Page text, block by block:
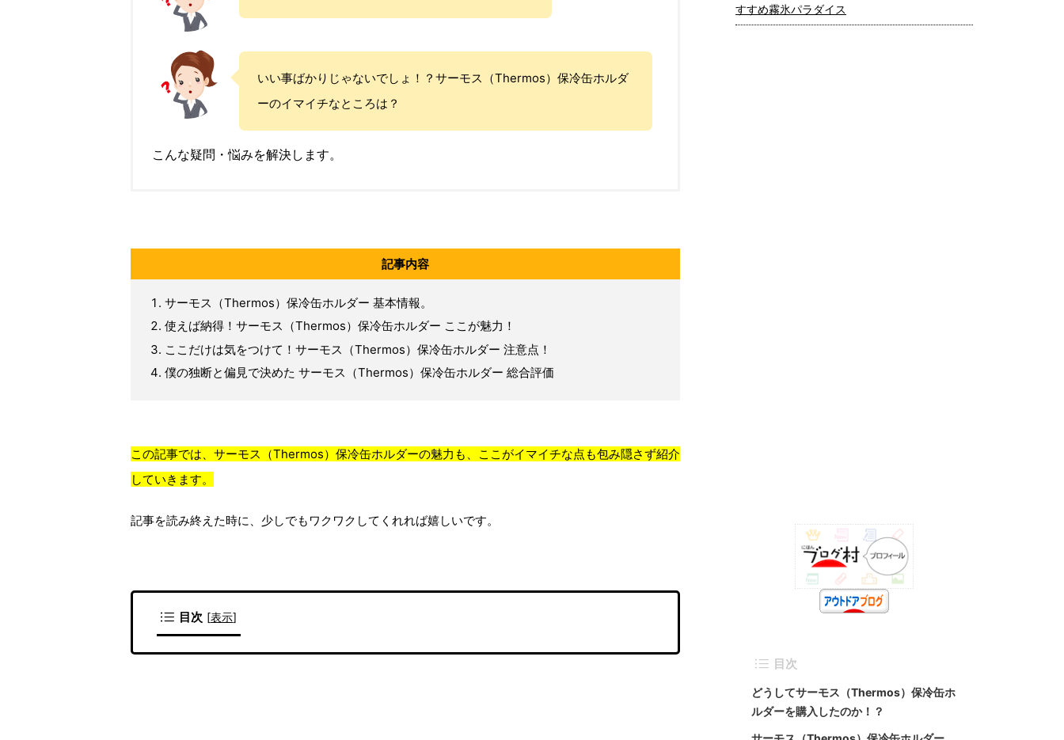
いい事ばかりじゃないでしょ！？サーモス（Thermos）保冷缶ホルダ
ーのイマイチなところは？
こんな疑問・悩みを解決します。
記事内容
サーモス（Thermos）保冷缶ホルダー 基本情報。
使えば納得！サーモス（Thermos）保冷缶ホルダー ここが魅力！
ここだけは気をつけて！サーモス（Thermos）保冷缶ホルダー 注意点！
僕の独断と偏見で決めた サーモス（Thermos）保冷缶ホルダー 総合評価
この記事では、サーモス（Thermos）保冷缶ホルダーの魅力も、ここがイマイチな点も包み隠さず紹介
していきます。
記事を読み終えた時に、少しでもワクワクしてくれれば嬉しいです。
目次 [表示]
すすめ霧氷パラダイス
目次
どうしてサーモス（Thermos）保冷缶ホ
ルダーを購入したのか！？